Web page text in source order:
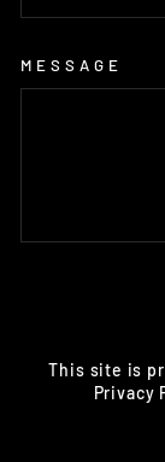
MESSAGE
This site is
Privacy